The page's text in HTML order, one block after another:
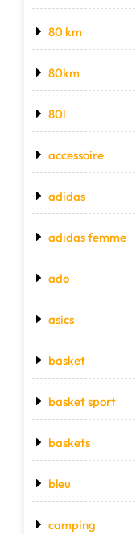
80 km
80km
80l
accessoire
adidas
adidas femme
ado
asics
basket
basket sport
baskets
bleu
camping